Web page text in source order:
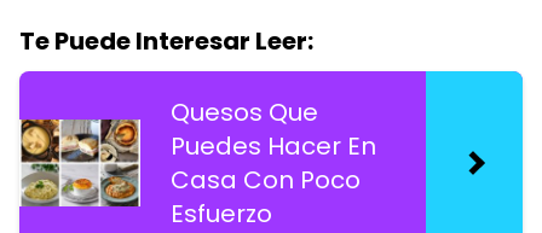
Te Puede Interesar Leer:
Quesos Que
Puedes Hacer En
Casa Con Poco
Esfuerzo